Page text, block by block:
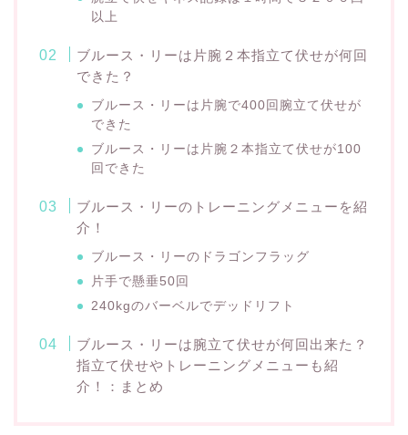
以上
ブルース・リーは片腕２本指立て伏せが何回
できた？
ブルース・リーは片腕で400回腕立て伏せが
できた
ブルース・リーは片腕２本指立て伏せが100
回できた
ブルース・リーのトレーニングメニューを紹
介！
ブルース・リーのドラゴンフラッグ
片手で懸垂50回
240kgのバーベルでデッドリフト
ブルース・リーは腕立て伏せが何回出来た？
指立て伏せやトレーニングメニューも紹
介！：まとめ